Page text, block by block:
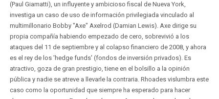
(Paul Giamatti), un influyente y ambicioso fiscal de Nueva York,
investiga un caso de uso de información privilegiada vinculado al
multimillonario Bobby "Axe" Axelrod (Damian Lewis). Axe dirige su
propia compañía habiendo empezado de cero, sobrevivió a los
ataques del 11 de septiembre y al colapso financiero de 2008, y ahora
es el rey de los 'hedge funds' (fondos de inversión privados). Es
atractivo, goza de gran prestigio, tiene en el bolsillo a la opinión
pública y nadie se atreve a llevarle la contraria. Rhoades vislumbra este
caso como la oportunidad que siempre ha esperado para hacer